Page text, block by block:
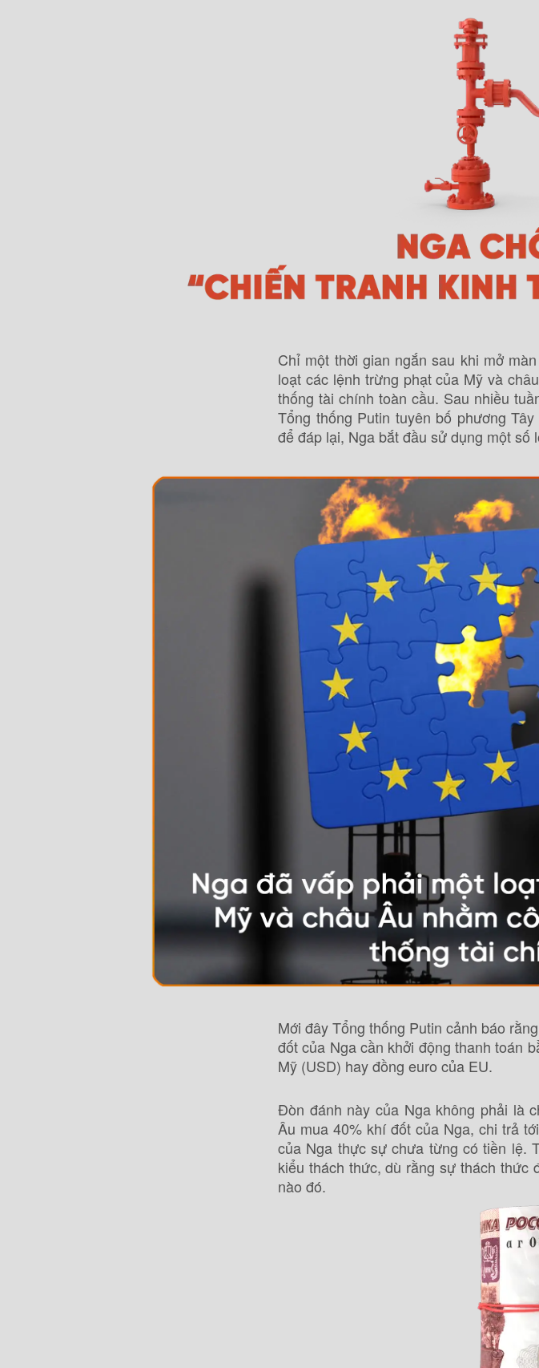
Chỉ một thời gian ngắn sau khi mở
loạt các lệnh trừng phạt của Mỹ và
thống tài chính toàn cầu. Sau nhiều
Tổng thống Putin tuyên bố phương
để đáp lại, Nga bắt đầu sử dụng một
Mới đây Tổng thống Putin cảnh báo
đốt của Nga cần khởi động thanh toán
Mỹ (USD) hay đồng euro của EU.
Đòn đánh này của Nga không phải là
Âu mua 40% khí đốt của Nga, chi trả
của Nga thực sự chưa từng có tiền lệ.
kiểu thách thức, dù rằng sự thách
nào đó.